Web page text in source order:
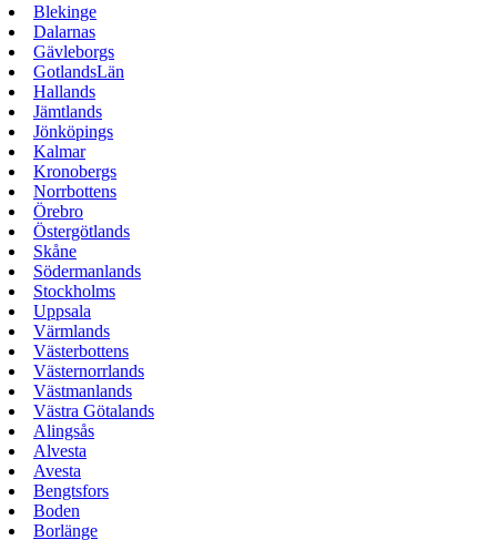
Blekinge
Dalarnas
Gävleborgs
GotlandsLän
Hallands
Jämtlands
Jönköpings
Kalmar
Kronobergs
Norrbottens
Örebro
Östergötlands
Skåne
Södermanlands
Stockholms
Uppsala
Värmlands
Västerbottens
Västernorrlands
Västmanlands
Västra Götalands
Alingsås
Alvesta
Avesta
Bengtsfors
Boden
Borlänge